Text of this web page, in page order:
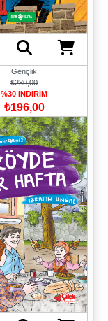
Gençlik
₺280,00
%30 İNDİRİM
₺196,00